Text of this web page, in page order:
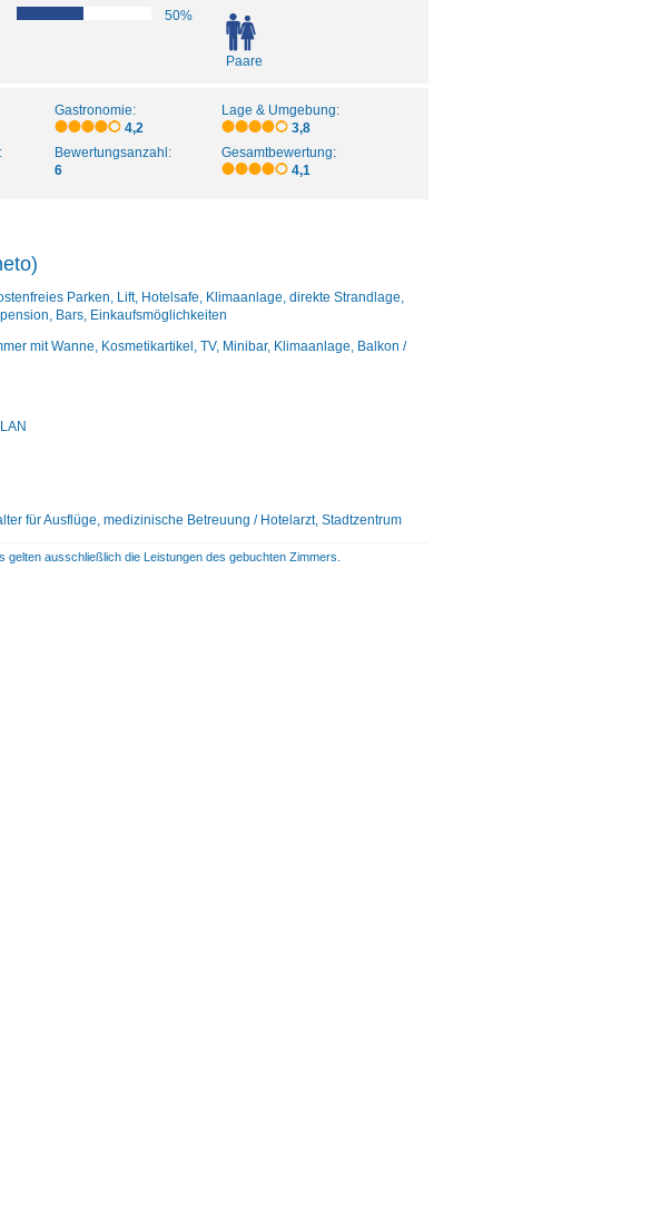
50%
Paare
Gastronomie:
4,2
Lage & Umgebung:
3,8
Bewertungsanzahl:
6
Gesamtbewertung:
4,1
Parken, Lift, Hotelsafe, Klimaanlage, direkte Strandlage,
Bars, Einkaufsmöglichkeiten
mit Wanne, Kosmetikartikel, TV, Minibar, Klimaanlage, Balkon /
für Ausflüge, medizinische Betreuung / Hotelarzt, Stadtzentrum
ausschließlich die Leistungen des gebuchten Zimmers.